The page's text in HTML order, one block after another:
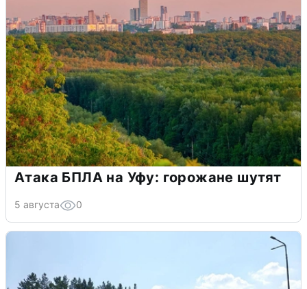
Атака БПЛА на Уфу: горожане шутят
5 августа 0